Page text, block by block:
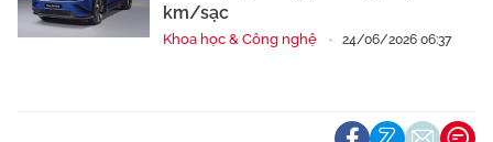
km/sạc
Khoa học & Công nghệ 24/06/2026 06:37